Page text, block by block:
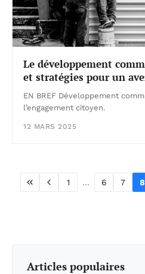
Le développement
et stratégies pour un
EN BREF Développement
l’engagement citoyen.
12 MARS 2025
1 ... 6 7 8
Articles populaires